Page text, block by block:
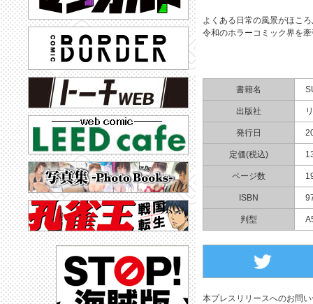
よくある日常の風景がほこ
令和のホラーコミック界を
書籍名
出版社
発行日
定価(税込)
ページ数
ISBN
判型
本プレスリリースへのお問